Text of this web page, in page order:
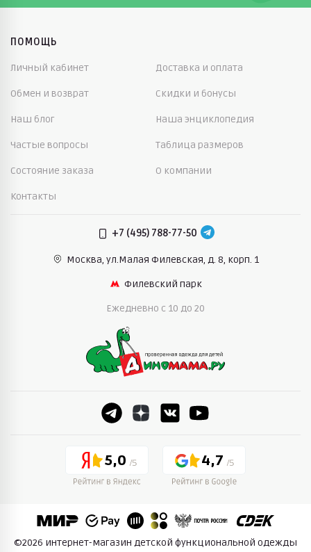
ПОМОЩЬ
Личный кабинет Доставка и оплата
Обмен и возврат Скидки и бонусы
Наш блог Наша энциклопедия
Частые вопросы Таблица размеров
Состояние заказа О компании
Контакты
+7 (495) 788-77-50
Москва, ул.Малая Филевская, д. 8, корп. 1
Филевский парк
Ежедневно c 10 до 20
5,0 4,7
©2026 интернет-магазин детской функциональной одежды